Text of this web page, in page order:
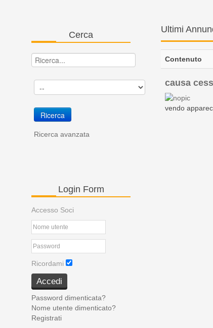
Ultimi
Contenuto
causa
vendo
Cerca
Ricerca avanzata
Login Form
Accesso Soci
Ricordami
Accedi
Password dimenticata?
Nome utente dimenticato?
Registrati